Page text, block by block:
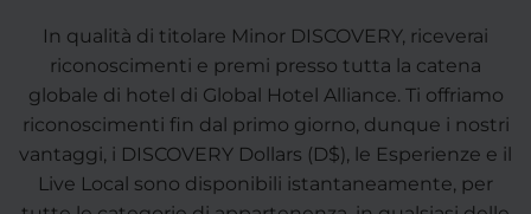
In qualità di titolare Minor DISCOVERY, riceverai
riconoscimenti e premi presso tutta la catena
globale di hotel di Global Hotel Alliance. Ti offriamo
riconoscimenti fin dal primo giorno, dunque i nostri
vantaggi, i DISCOVERY Dollars (D$), le Esperienze e il
Live Local sono disponibili istantaneamente, per